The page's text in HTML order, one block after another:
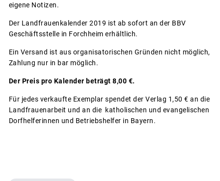
eigene Notizen.
Der Landfrauenkalender 2019 ist ab sofort an der BBV
Geschäftsstelle in Forchheim erhältlich.
Ein Versand ist aus organisatorischen Gründen nicht möglich,
Zahlung nur in bar möglich.
Der Preis pro Kalender beträgt 8,00 €.
Für jedes verkaufte Exemplar spendet der Verlag 1,50 € an die
Landfrauenarbeit und an die katholischen und evangelischen
Dorfhelferinnen und Betriebshelfer in Bayern.